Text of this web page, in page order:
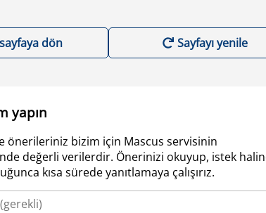
dön Sayfayı yenile
yapın
önerileriniz bizim için Mascus servisinin
değerli verilerdir. Önerinizi okuyup, istek
kısa sürede yanıtlamaya çalışırız.